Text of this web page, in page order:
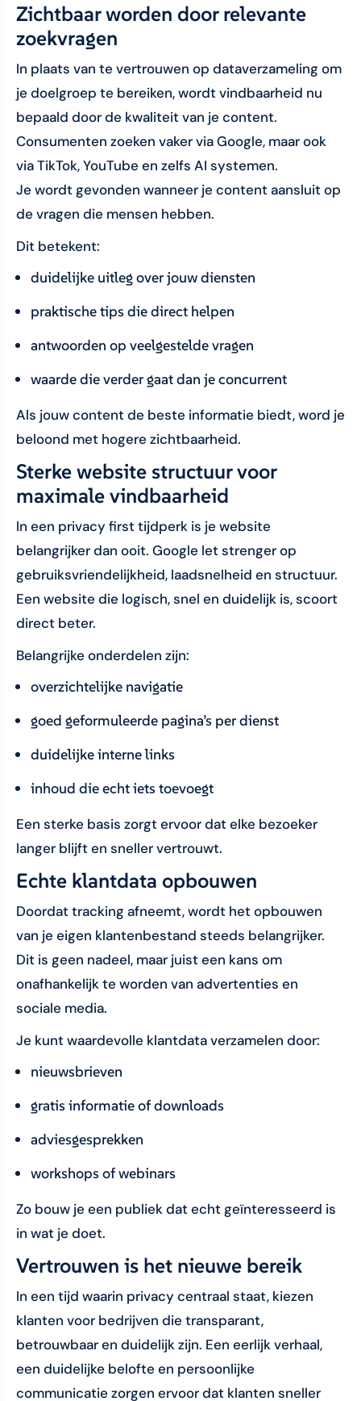
Zichtbaar worden door relevante
zoekvragen
In plaats van te vertrouwen op dataverzameling om
je doelgroep te bereiken, wordt vindbaarheid nu
bepaald door de kwaliteit van je content.
Consumenten zoeken vaker via Google, maar ook
via TikTok, YouTube en zelfs AI systemen.
Je wordt gevonden wanneer je content aansluit op
de vragen die mensen hebben.
Dit betekent:
duidelijke uitleg over jouw diensten
praktische tips die direct helpen
antwoorden op veelgestelde vragen
waarde die verder gaat dan je concurrent
Als jouw content de beste informatie biedt, word je
beloond met hogere zichtbaarheid.
Sterke website structuur voor
maximale vindbaarheid
In een privacy first tijdperk is je website
belangrijker dan ooit. Google let strenger op
gebruiksvriendelijkheid, laadsnelheid en structuur.
Een website die logisch, snel en duidelijk is, scoort
direct beter.
Belangrijke onderdelen zijn:
overzichtelijke navigatie
goed geformuleerde pagina’s per dienst
duidelijke interne links
inhoud die echt iets toevoegt
Een sterke basis zorgt ervoor dat elke bezoeker
langer blijft en sneller vertrouwt.
Echte klantdata opbouwen
Doordat tracking afneemt, wordt het opbouwen
van je eigen klantenbestand steeds belangrijker.
Dit is geen nadeel, maar juist een kans om
onafhankelijk te worden van advertenties en
sociale media.
Je kunt waardevolle klantdata verzamelen door:
nieuwsbrieven
gratis informatie of downloads
adviesgesprekken
workshops of webinars
Zo bouw je een publiek dat echt geïnteresseerd is
in wat je doet.
Vertrouwen is het nieuwe bereik
In een tijd waarin privacy centraal staat, kiezen
klanten voor bedrijven die transparant,
betrouwbaar en duidelijk zijn. Een eerlijk verhaal,
een duidelijke belofte en persoonlijke
communicatie zorgen ervoor dat klanten sneller